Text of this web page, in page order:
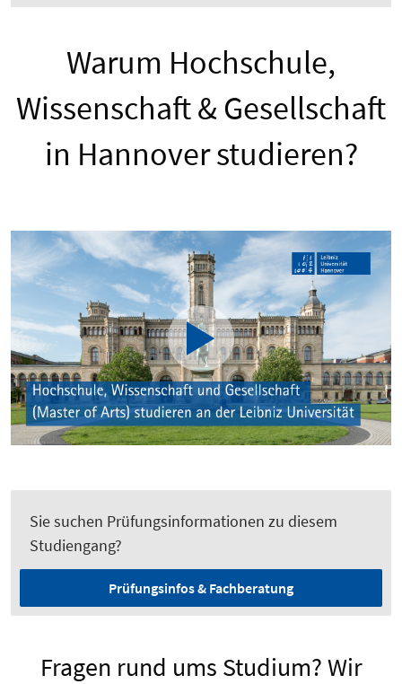
Warum Hochschule,
Wissenschaft & Gesellschaft
in Hannover studieren?
Sie suchen Prüfungsinformationen zu diesem
Studiengang?
Prüfungsinfos & Fachberatung
Fragen rund ums Studium? Wir